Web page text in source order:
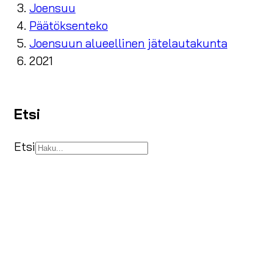
Joensuu
Päätöksenteko
Joensuun alueellinen jätelautakunta
2021
Etsi
Etsi